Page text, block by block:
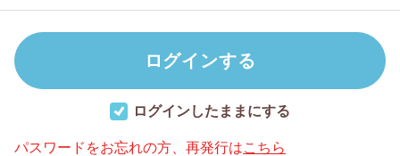
ログインしたままにする
パスワードをお忘れの方、再発行はこちら